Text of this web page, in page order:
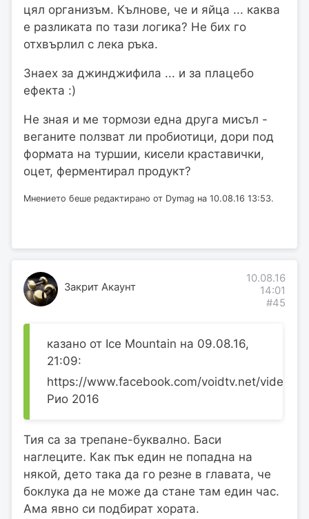
цял организъм. Кълнове, че и яйца ... каква
е разликата по тази логика? Не бих го
отхвърлил с лека ръка.
Знаех за джинджифила ... и за плацебо
ефекта :)
Не зная и ме тормози една друга мисъл -
веганите ползват ли пробиотици, дори под
формата на туршии, кисели краставички,
оцет, ферментирал продукт?
Мнението беше редактирано от Dymag на 10.08.16 13:53.
Закрит Акаунт
10.08.16
14:01
#45
казано от Ice Mountain на 09.08.16,
21:09:
https://www.facebook.com/voidtv.net/videos/
Рио 2016
Тия са за трепане-буквално. Баси
наглеците. Как пък един не попадна на
някой, дето така да го резне в главата, че
боклука да не може да стане там един час.
Ама явно си подбират хората.